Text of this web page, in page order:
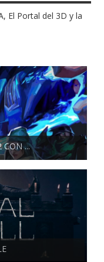
El Portal del 3D y la
CON ...